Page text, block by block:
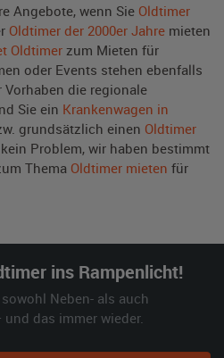
Angebote, wenn Sie Oldtimer
Oldtimer der 2000er Jahre mieten
Oldtimer zum Mieten für
oder Events stehen ebenfalls
die regionale
Sie ein Krankenwagen in
grundsätzlich einen Oldtimer
Problem, wir haben bestimmt
Thema Oldtimer mieten für
ins Rampenlicht!
Neben- als auch
das immer wieder.